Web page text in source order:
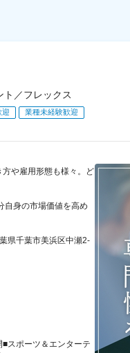
／フレックス
迎 業種未経験歓迎
や雇用形態も様々。ど
自身の市場価値を高め
県千葉市美浜区中瀬2-
スポーツ＆エンターテ